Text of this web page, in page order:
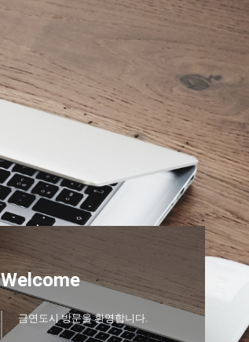
Welcome
금연도시 방문을 환영합니다.